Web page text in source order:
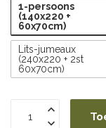
1-persoons
(140x220 +
60x70cm)
Lits-jumeaux
(240x220 + 2st
60x70cm)